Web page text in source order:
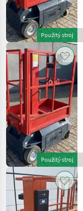
Použitý stroj
Použitý stroj